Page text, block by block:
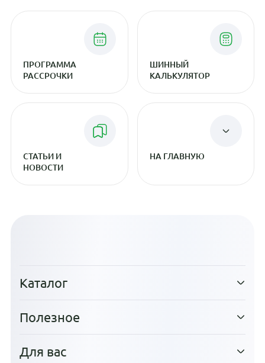
ПРОГРАММА
РАССРОЧКИ
ШИННЫЙ
КАЛЬКУЛЯТОР
СТАТЬИ И
НОВОСТИ
НА ГЛАВНУЮ
Каталог
Полезное
Для вас